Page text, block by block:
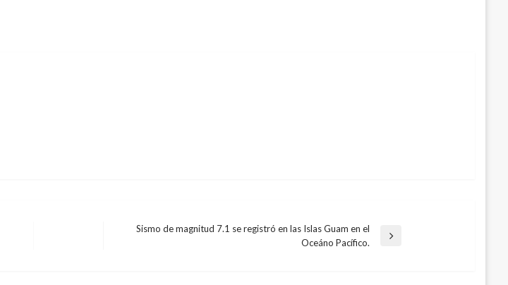
Sismo de magnitud 7.1 se registró en las Islas Guam en el
Oceáno Pacífico.